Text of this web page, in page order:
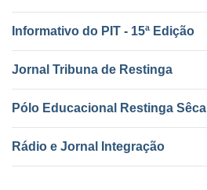
Informativo do PIT - 15ª Edição
Jornal Tribuna de Restinga
Pólo Educacional Restinga Sêca
Rádio e Jornal Integração